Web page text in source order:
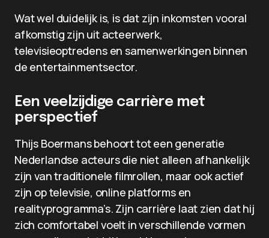
Wat wel duidelijk is, is dat zijn inkomsten vooral
afkomstig zijn uit acteerwerk,
televisieoptredens en samenwerkingen binnen
de entertainmentsector.
Een veelzijdige carrière met
perspectief
Thijs Boermans behoort tot een generatie
Nederlandse acteurs die niet alleen afhankelijk
zijn van traditionele filmrollen, maar ook actief
zijn op televisie, online platforms en
realityprogramma’s. Zijn carrière laat zien dat hij
zich comfortabel voelt in verschillende vormen